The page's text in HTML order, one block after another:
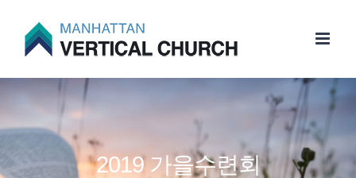
2019 가을수련회